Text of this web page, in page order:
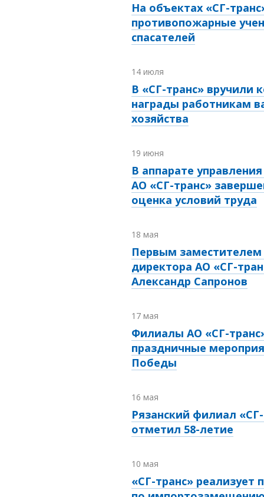
На объектах «СГ-
противопожарные
спасателей
14 июля
В «СГ-транс» вручили
награды работникам
хозяйства
19 июня
В аппарате
АО «СГ-транс»
оценка условий труда
18 мая
Первым заместителем
директора АО «СГ-
Александр Сапронов
17 мая
Филиалы АО «СГ-
праздничные
Победы
16 мая
Рязанский филиал
отметил 58-летие
10 мая
«СГ-транс» реализует